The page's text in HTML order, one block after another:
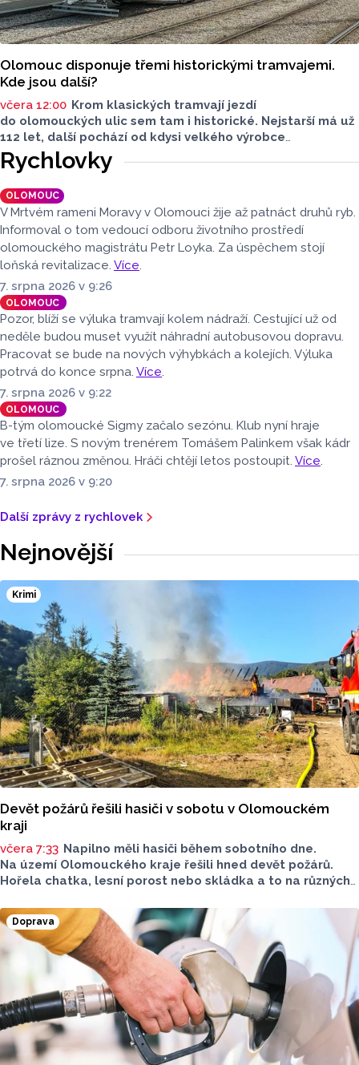
Olomouc disponuje třemi historickými tramvajemi.
Kde jsou další?
včera 12:00 Krom klasických tramvají jezdí
do olomouckých ulic sem tam i historické. Nejstarší má už
112 let, další pochází od kdysi velkého výrobce
tramvajových vozů. Třetím je vlečný vůz. Další, které kdysi
jezdily v krajském městě, jsou na jiných místech, třeba
v brněnském depozitáři.
Rychlovky
OLOMOUC
V Mrtvém rameni Moravy v Olomouci žije až patnáct druhů ryb.
Informoval o tom vedoucí odboru životního prostředí
olomouckého magistrátu Petr Loyka. Za úspěchem stojí
loňská revitalizace. Více.
7. srpna 2026 v 9:26
OLOMOUC
Pozor, blíží se výluka tramvají kolem nádraží. Cestující už od
neděle budou muset využít náhradní autobusovou dopravu.
Pracovat se bude na nových výhybkách a kolejích. Výluka
potrvá do konce srpna. Více.
7. srpna 2026 v 9:22
OLOMOUC
B-tým olomoucké Sigmy začalo sezónu. Klub nyní hraje
ve třetí lize. S novým trenérem Tomášem Palinkem však kádr
prošel ráznou změnou. Hráči chtějí letos postoupit. Více.
7. srpna 2026 v 9:20
Další zprávy z rychlovek
Nejnovější
Krimi
Devět požárů řešili hasiči v sobotu v Olomouckém
kraji
včera 7:33 Napilno měli hasiči během sobotního dne.
Na území Olomouckého kraje řešili hned devět požárů.
Hořela chatka, lesní porost nebo skládka a to na různých
Doprava